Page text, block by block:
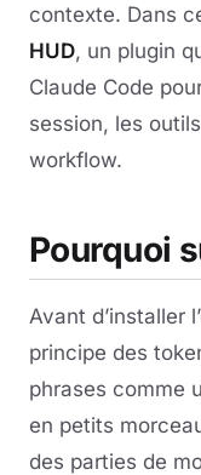
contexte. Dans
HUD, un plugin
Claude Code
session, les
workflow.
Pourquoi
Avant d’installer
principe des
phrases comme
en petits
des parties de